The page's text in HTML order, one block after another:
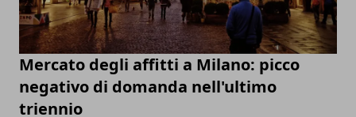
Mercato degli affitti a Milano: picco
negativo di domanda nell'ultimo
triennio